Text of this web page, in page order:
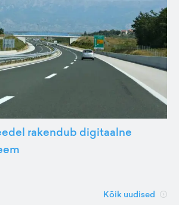
rakendub digitaalne
Kõik uudised